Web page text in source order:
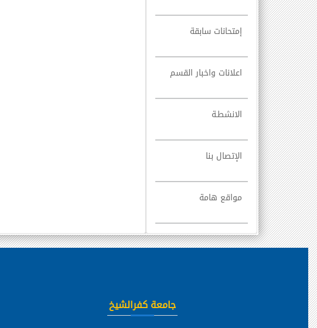
إمتحانات سابقة
اعلانات واخبار القسم
الانشطـة
الإتصال بنا
مواقع هامة
جامعة كفرالشيخ